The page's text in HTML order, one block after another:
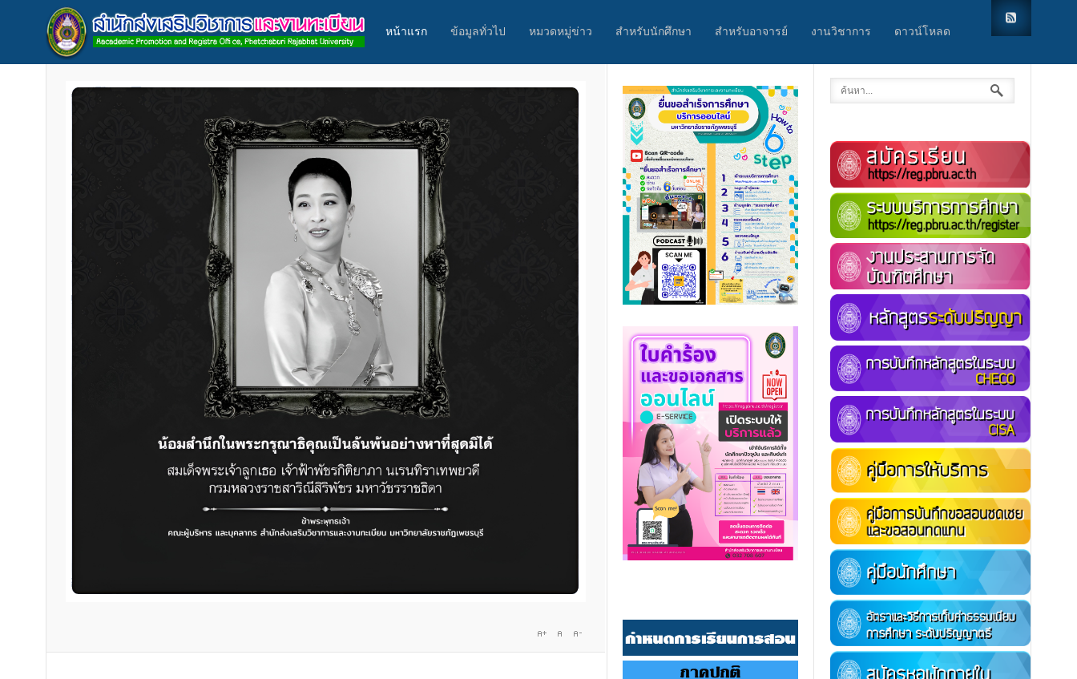
หน้าแรก ข้อมูลทั่วไป หมวดหมู่ข่าว สำหรับนักศึกษา สำหรับอาจารย์ งานวิชาการ ดาวน์โหลด